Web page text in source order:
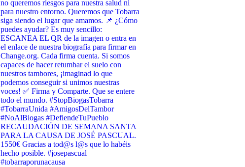
no queremos riesgos para nuestra salud ni
para nuestro entorno. Queremos que Tobarra
siga siendo el lugar que amamos. 📌 ¿Cómo
puedes ayudar? Es muy sencillo:
ESCANEA EL QR de la imagen o entra en
el enlace de nuestra biografía para firmar en
Change.org. Cada firma cuenta. Si somos
capaces de hacer retumbar el suelo con
nuestros tambores, ¡imaginad lo que
podemos conseguir si unimos nuestras
voces! ✅ Firma y Comparte. Que se entere
todo el mundo. #StopBiogasTobarra
#TobarraUnida #AmigosDelTambor
#NoAlBiogas #DefiendeTuPueblo
RECAUDACIÓN DE SEMANA SANTA
PARA LA CAUSA DE JOSÉ PASCUAL.
1550€ Gracias a tod@s l@s que lo habéis
hecho posible. #josepascual
#tobarraporunacausa